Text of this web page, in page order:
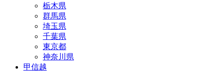
栃木県
群馬県
埼玉県
千葉県
東京都
神奈川県
甲信越